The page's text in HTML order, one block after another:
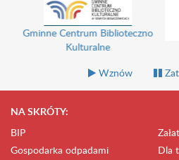
Gminne Centrum Biblioteczno
Kulturalne
Wznów
NA SKRÓTY:
BIP
Gospodarka odpadami
Dla